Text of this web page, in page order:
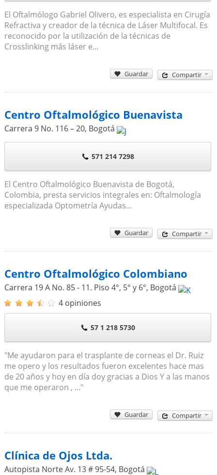
El Oftalmólogo Gabriel Olivero, es especialista en Cirugía
Refractiva y creador de la técnica de Láser Multifocal. Es
reconocido por la utilización de la técnicas de
Crosslinking más láser e...
Guardar Compartir
Centro Oftalmológico Buenavista
Carrera 9 No. 116 – 20, Bogotá
571 214 7298
El Centro Oftalmológico Buenavista de Bogotá,
Colombia, presta servicios integrales en: Oftalmología
especializada Optometría Ayudas...
Guardar Compartir
Centro Oftalmológico Colombiano
Carrera 19 A No. 85 - 11. Piso 4°, 5° y 6°, Bogotá
4 opiniones
57 1 218 5730
"Me ayudaron para el trasplante de corneas el Dr. Ruiz
me opero y los resultados fueron excelentes hace mas
de 20 años y hoy en día doy gracias a Dios Y a las manos
que me operaron , ..."
Guardar Compartir
Clínica de Ojos Ltda.
Autopista Norte Av. 13 # 95-54, Bogotá